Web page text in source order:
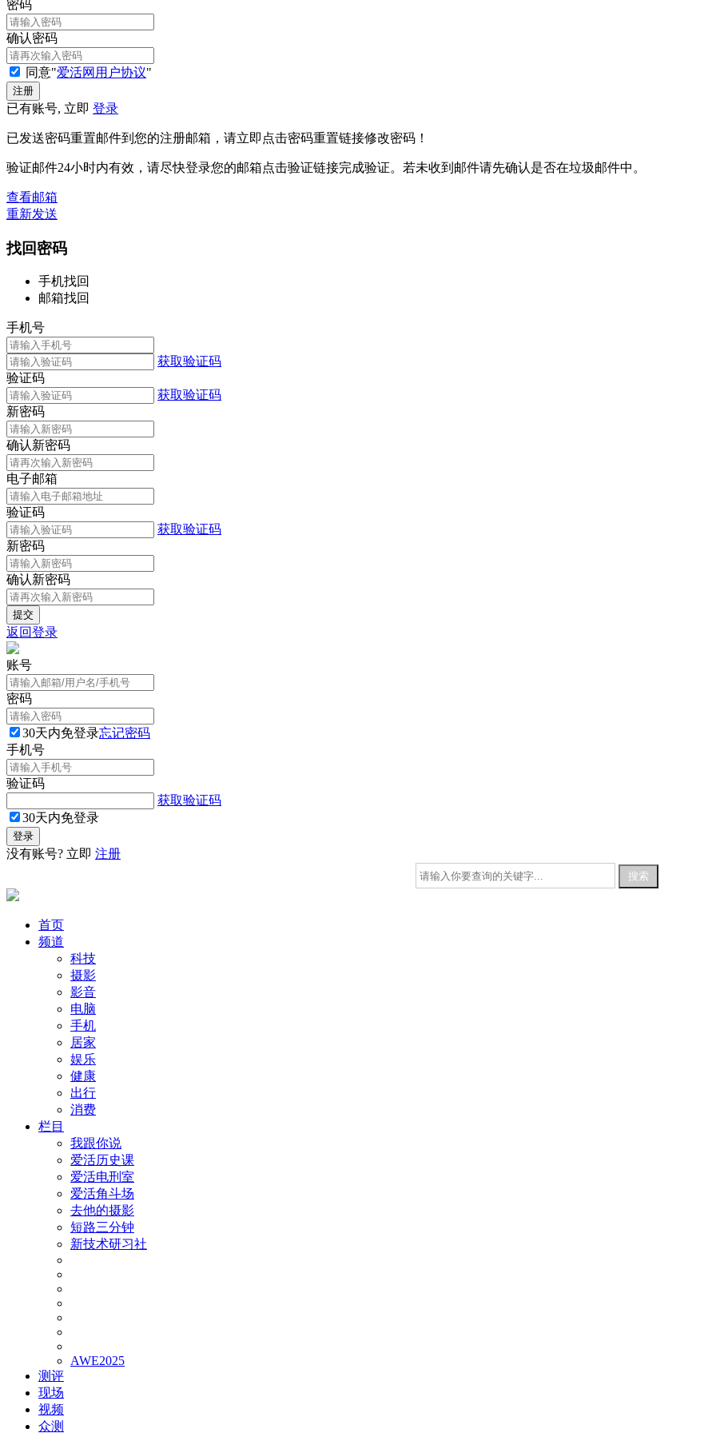
密码
确认密码
同意"爱活网用户协议"
已有账号, 立即 登录
已发送密码重置邮件到您的注册邮箱，请立即点击密码重置链接修改密码！
验证邮件24小时内有效，请尽快登录您的邮箱点击验证链接完成验证。若未收到邮件请先确认是否在垃圾邮件中。
查看邮箱
重新发送
找回密码
手机找回
邮箱找回
手机号
获取验证码
验证码
获取验证码
新密码
确认新密码
电子邮箱
验证码
获取验证码
新密码
确认新密码
返回登录
账号
密码
30天内免登录忘记密码
手机号
验证码
获取验证码
30天内免登录
没有账号? 立即 注册
首页
频道
科技
摄影
影音
电脑
手机
居家
娱乐
健康
出行
消费
栏目
我跟你说
爱活历史课
爱活电刑室
爱活角斗场
去他的摄影
短路三分钟
新技术研习社
AWE2025
测评
现场
视频
众测